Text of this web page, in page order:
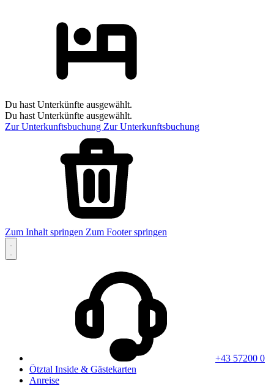
Du hast Unterkünfte ausgewählt.
Du hast Unterkünfte ausgewählt.
Zur Unterkunftsbuchung Zur Unterkunftsbuchung
Zum Inhalt springen Zum Footer springen
+43 57200 0
Ötztal Inside & Gästekarten
Anreise